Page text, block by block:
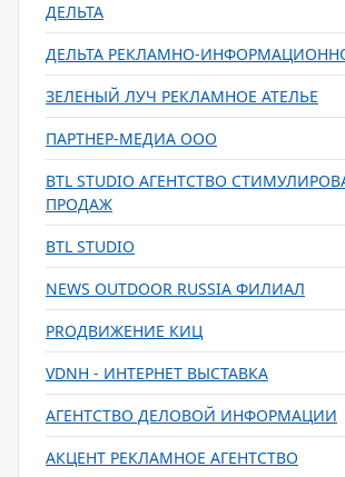
ДЕЛЬТА
ДЕЛЬТА РЕКЛАМНО-
ЗЕЛЕНЫЙ ЛУЧ РЕКЛАМНОЕ АТЕЛЬЕ
ПАРТНЕР-МЕДИА ООО
BTL STUDIO АГЕНТСТВО
ПРОДАЖ
BTL STUDIO
NEWS OUTDOOR RUSSIA ФИЛИАЛ
PROДВИЖЕНИЕ КИЦ
VDNH - ИНТЕРНЕТ ВЫСТАВКА
АГЕНТСТВО ДЕЛОВОЙ ИНФОРМАЦИИ
АКЦЕНТ РЕКЛАМНОЕ АГЕНТСТВО